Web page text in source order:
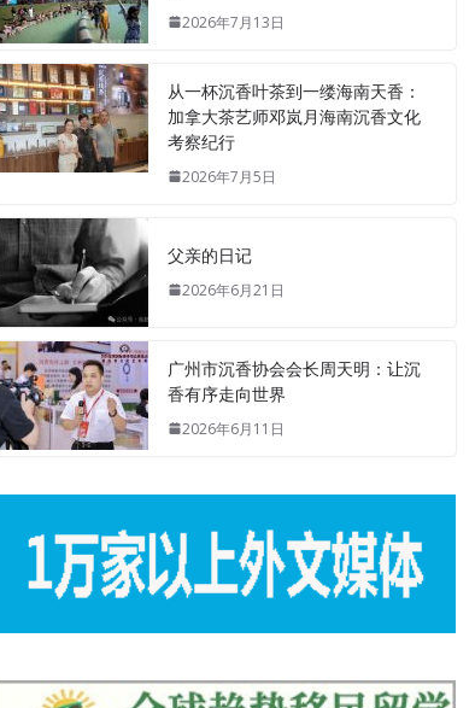
2026年7月13日
从一杯沉香叶茶到一缕海南天香：
加拿大茶艺师邓岚月海南沉香文化
考察纪行
2026年7月5日
父亲的日记
2026年6月21日
广州市沉香协会会长周天明：让沉
香有序走向世界
2026年6月11日